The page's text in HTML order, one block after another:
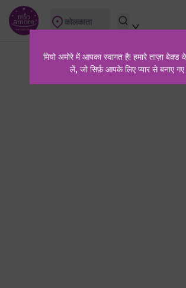
मियो अमोरे में आपका स्वागत है! हमारे ताज़ा
लें, जो सिर्फ़ आपके लिए प्यार से बनाए
कोलकाता